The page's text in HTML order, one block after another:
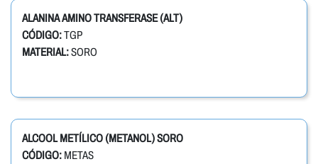
ALANINA AMINO TRANSFERASE (ALT)
CÓDIGO:TGP
MATERIAL:SORO
ALCOOL METÍLICO (METANOL) SORO
CÓDIGO: METAS